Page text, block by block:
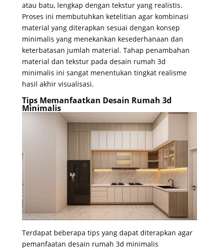
atau batu, lengkap dengan tekstur yang realistis.
Proses ini membutuhkan ketelitian agar kombinasi
material yang diterapkan sesuai dengan konsep
minimalis yang menekankan kesederhanaan dan
keterbatasan jumlah material. Tahap penambahan
material dan tekstur pada desain rumah 3d
minimalis ini sangat menentukan tingkat realisme
hasil akhir visualisasi.
Tips Memanfaatkan Desain Rumah 3d
Minimalis
Terdapat beberapa tips yang dapat diterapkan agar
pemanfaatan desain rumah 3d minimalis